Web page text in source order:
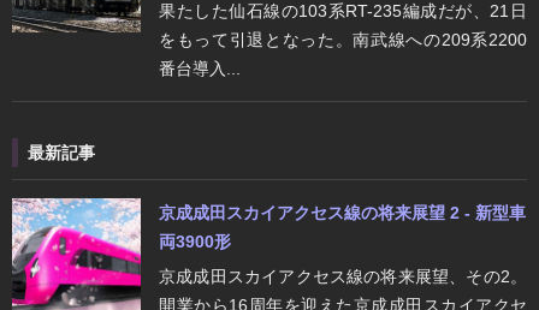
果たした仙石線の103系RT-235編成だが、21日
をもって引退となった。南武線への209系2200
番台導入...
最新記事
京成成田スカイアクセス線の将来展望 2 - 新型車
両3900形
京成成田スカイアクセス線の将来展望、その2。
開業から16周年を迎えた京成成田スカイアクセ